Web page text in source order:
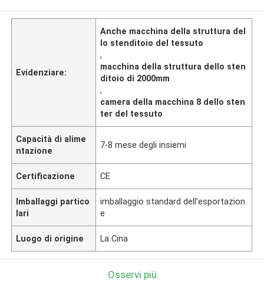
Evidenziare:
Anche macchina della struttura del
lo stenditoio del tessuto
,
macchina della struttura dello sten
ditoio di 2000mm
,
camera della macchina 8 dello sten
ter del tessuto
Capacità di alime
ntazione
7-8 mese degli insiemi
Certificazione CE
Imballaggi partico
lari
imballaggio standard dell'esportazion
e
Luogo di origine La Cina
Osservi più